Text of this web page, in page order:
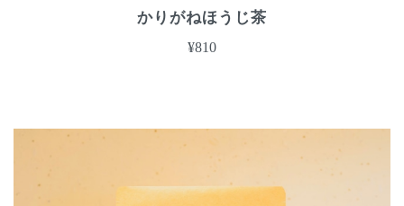
かりがねほうじ茶
¥810